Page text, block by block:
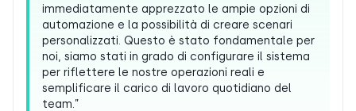
immediatamente apprezzato le ampie opzioni di
automazione e la possibilità di creare scenari
personalizzati. Questo è stato fondamentale per
noi, siamo stati in grado di configurare il sistema
per riflettere le nostre operazioni reali e
semplificare il carico di lavoro quotidiano del
team.”